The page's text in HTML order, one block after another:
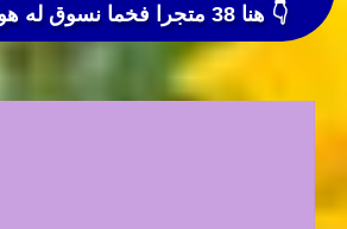
👇 هنا 38 متجرا فخما نسوق له هواتفه الرهيبة 👇